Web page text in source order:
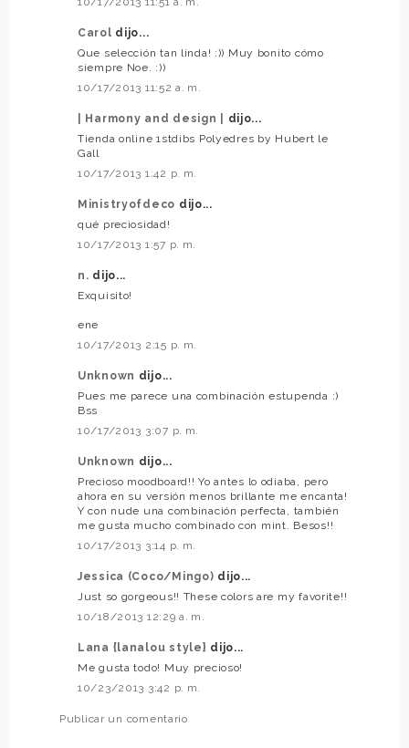
Carol dijo...
Que selección tan linda! :)) Muy bonito cómo
siempre Noe. :))
10/17/2013 11:52 a. m.
| Harmony and design |
dijo...
Tienda online 1stdibs Polyedres by Hubert le
Gall
10/17/2013 1:42 p. m.
Ministryofdeco dijo...
qué preciosidad!
10/17/2013 1:57 p. m.
n. dijo...
Exquisito!
ene
10/17/2013 2:15 p. m.
Unknown dijo...
Pues me parece una combinación estupenda :)
Bss
10/17/2013 3:07 p. m.
Unknown dijo...
Precioso moodboard!! Yo antes lo odiaba, pero
ahora en su versión menos brillante me encanta!
Y con nude una combinación perfecta, también
me gusta mucho combinado con mint. Besos!!
10/17/2013 3:14 p. m.
Jessica (Coco/Mingo) dijo...
Just so gorgeous!! These colors are my favorite!!
10/18/2013 12:29 a. m.
Lana {lanalou style} dijo...
Me gusta todo! Muy precioso!
10/23/2013 3:42 p. m.
Publicar un comentario